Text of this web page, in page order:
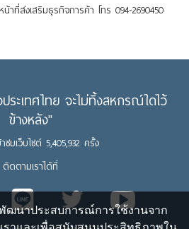
ที่ส่งเสริมธุรกิจการค้า โทร 094-2690450
ะเทศไทย จะไม่ทิ้งสหกรณ์ใดไว้
ข้างหลัง"
ชมเว็บไซต์ 5,405,932 ครั้ง
ติดตามเราได้ที่
พัฒนาประสบการณ์การใช้งานจาก